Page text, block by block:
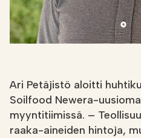
Ari Petäjistö aloitti
Soilfood Newera-
myyntitiimissä. –
raaka-aineiden hintoja,